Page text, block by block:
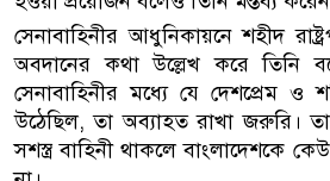
সেনাবাহিনীর আধুনিকায়নে শহীদ
অবদানের কথা উল্লেখ করে তিনি
সেনাবাহিনীর মধ্যে যে দেশপ্রেম ও
উঠেছিল, তা অব্যাহত রাখা জরুরি।
সশস্ত্র বাহিনী থাকলে বাংলাদেশকে